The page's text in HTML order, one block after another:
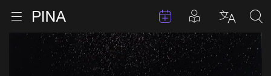
Zum Inhalt springen
Menu öffnen TermineBeiträge in